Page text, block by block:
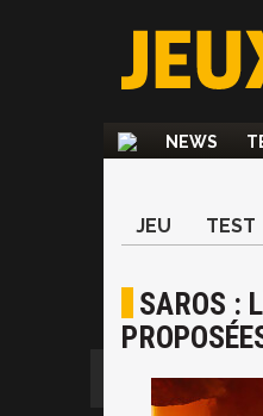
NEWS
JEU TEST
SAROS :